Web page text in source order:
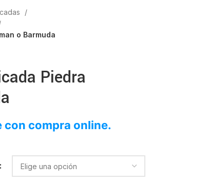
o Barmuda
Piedra
compra online.